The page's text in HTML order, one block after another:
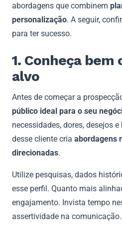
abordagens que combinem
personalização. A seguir,
para ter sucesso.
1. Conheça
alvo
Antes de começar a
público ideal para o seu
necessidades, dores, desejos
desse cliente cria abordagens
direcionadas.
Utilize pesquisas, dados
esse perfil. Quanto mais
engajamento. Invista tempo
assertividade na comunicação.